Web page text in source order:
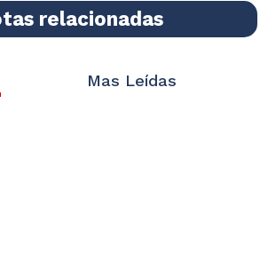
relacionadas
Mas Leídas